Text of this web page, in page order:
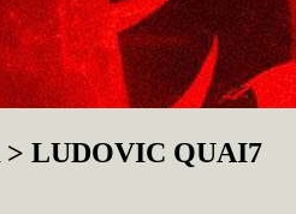
LUDOVIC QUAI7